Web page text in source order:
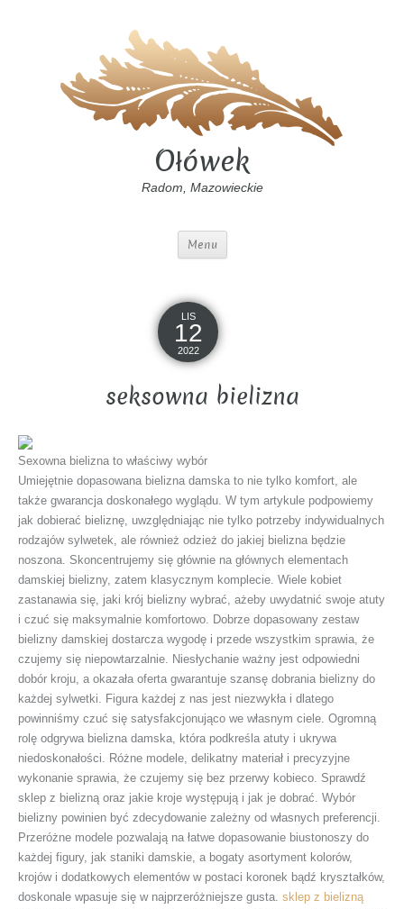
Ołówek
Radom, Mazowieckie
Menu
LIS
12
2022
seksowna bielizna
Sexowna bielizna to właściwy wybór
Umiejętnie dopasowana bielizna damska to nie tylko komfort, ale
także gwarancja doskonałego wyglądu. W tym artykule podpowiemy
jak dobierać bieliznę, uwzględniając nie tylko potrzeby indywidualnych
rodzajów sylwetek, ale również odzież do jakiej bielizna będzie
noszona. Skoncentrujemy się głównie na głównych elementach
damskiej bielizny, zatem klasycznym komplecie. Wiele kobiet
zastanawia się, jaki krój bielizny wybrać, ażeby uwydatnić swoje atuty
i czuć się maksymalnie komfortowo. Dobrze dopasowany zestaw
bielizny damskiej dostarcza wygodę i przede wszystkim sprawia, że
czujemy się niepowtarzalnie. Niesłychanie ważny jest odpowiedni
dobór kroju, a okazała oferta gwarantuje szansę dobrania bielizny do
każdej sylwetki. Figura każdej z nas jest niezwykła i dlatego
powinniśmy czuć się satysfakcjonująco we własnym ciele. Ogromną
rolę odgrywa bielizna damska, która podkreśla atuty i ukrywa
niedoskonałości. Różne modele, delikatny materiał i precyzyjne
wykonanie sprawia, że czujemy się bez przerwy kobieco. Sprawdź
sklep z bielizną oraz jakie kroje występują i jak je dobrać. Wybór
bielizny powinien być zdecydowanie zależny od własnych preferencji.
Przeróżne modele pozwalają na łatwe dopasowanie biustonoszy do
każdej figury, jak staniki damskie, a bogaty asortyment kolorów,
krojów i dodatkowych elementów w postaci koronek bądź kryształków,
doskonale wpasuje się w najprzeróżniejsze gusta. sklep z bielizną